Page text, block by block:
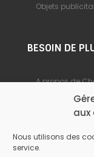
aux
Nous utilisons des
service.
Objets
BESOIN DE
A propos de
Foire aux
Nous contacter